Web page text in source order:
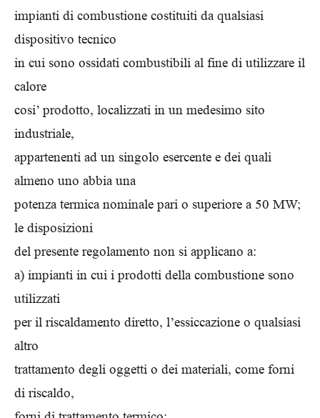
impianti di combustione costituiti da qualsiasi
dispositivo tecnico
in cui sono ossidati combustibili al fine di utilizzare il
calore
cosi’ prodotto, localizzati in un medesimo sito
industriale,
appartenenti ad un singolo esercente e dei quali
almeno uno abbia una
potenza termica nominale pari o superiore a 50 MW;
le disposizioni
del presente regolamento non si applicano a:
a) impianti in cui i prodotti della combustione sono
utilizzati
per il riscaldamento diretto, l’essiccazione o qualsiasi
altro
trattamento degli oggetti o dei materiali, come forni
di riscaldo,